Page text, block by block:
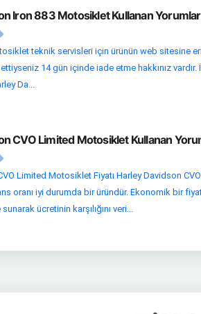
Iron 883 Motosiklet Kullanan
teknik servisleri için ürünün web sitesine
14 gün içinde iade etme hakkınız
Da...
CVO Limited Motosiklet Kullanan
Limited Motosiklet Fiyatı Harley Davidson
oranı iyi durumda bir üründür. Ekonomik bir
ücretinin karşılığını veri...